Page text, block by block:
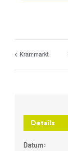
Krammarkt
Details
Datum: